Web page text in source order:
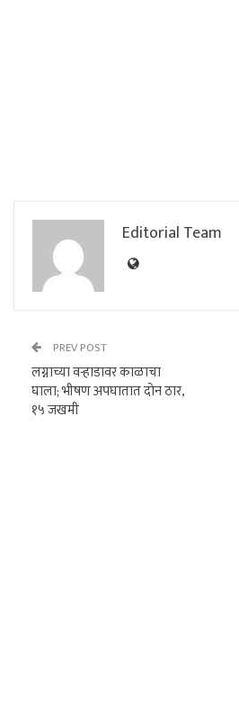
Editorial Team
PREV POST
लग्नाच्या वऱ्हाडावर काळाचा
घाला; भीषण अपघातात दोन ठार,
१५ जखमी